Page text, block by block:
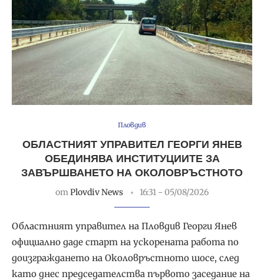
Пловдив
ОБЛАСТНИЯТ УПРАВИТЕЛ ГЕОРГИ ЯНЕВ
ОБЕДИНЯВА ИНСТИТУЦИИТЕ ЗА
ЗАВЪРШВАНЕТО НА ОКОЛОВРЪСТНОТО
отPlovdiv News 16:31 - 05/08/2026
Областният управител на Пловдив Георги Янев
официално даде старт на ускорената работа по
доизграждането на Околовръстното шосе, след
като днес председателства първото заседание на